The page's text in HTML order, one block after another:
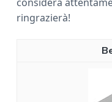
ringrazierà!